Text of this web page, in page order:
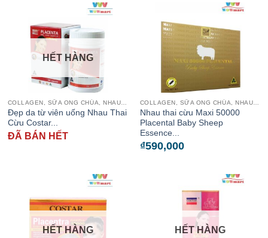
HẾT HÀNG
Đẹp da từ viên uống Nhau Thai
Cừu Costar...
ĐÃ BÁN HẾT
Nhau thai cừu Maxi 50000
Placental Baby Sheep
Essence...
₫590,000
HẾT HÀNG HẾT HÀNG